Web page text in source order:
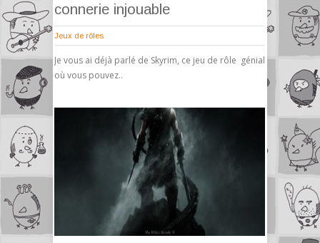
connerie injouable
Jeux de rôles
Je vous ai déjà parlé de Skyrim, ce jeu de rôle génial
où vous pouvez..